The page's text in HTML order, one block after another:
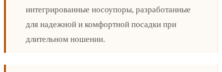
интегрированные носоупоры, разработанные
для надежной и комфортной посадки при
длительном ношении.